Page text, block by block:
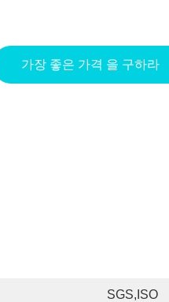
가장 좋은 가격 을 구하라
SGS,ISO